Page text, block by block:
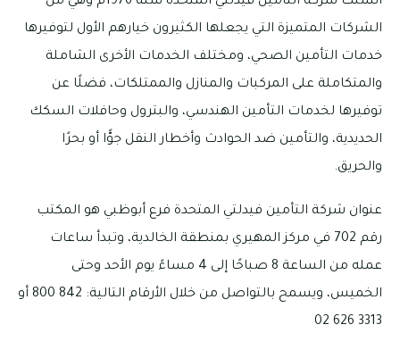
الشركات المتميزة التي يجعلها الكثيرون خيارهم الأول لتوفيرها
خدمات التأمين الصحي، ومختلف الخدمات الأخرى الشاملة
والمتكاملة على المركبات والمنازل والممتلكات، فضلًا عن
توفيرها لخدمات التأمين الهندسي، والبترول وحافلات السكك
الحديدية، والتأمين ضد الحوادث وأخطار النقل جوًّا أو بحرًا
والحريق.
عنوان شركة التأمين فيدلتي المتحدة فرع أبوظبي هو المكتب
رقم 702 في مركز المهيري بمنطقة الخالدية، وتبدأ ساعات
عمله من الساعة 8 صباحًا إلى 4 مساءً يوم الأحد وحتى
الخميس، ويسمح بالتواصل من خلال الأرقام التالية: 842 800 أو
3313 626 02